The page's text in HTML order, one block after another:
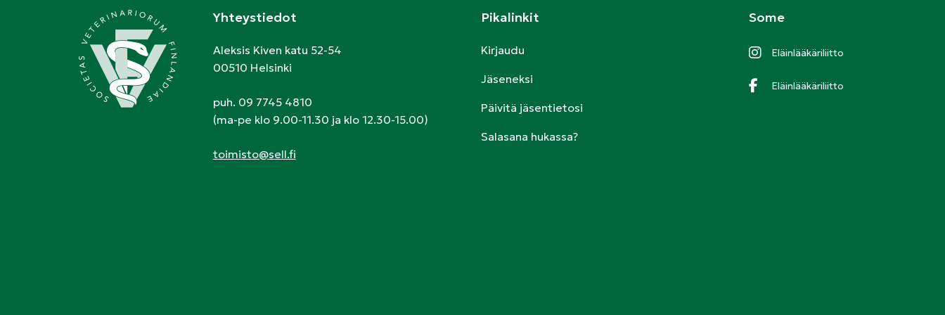
Yhteystiedot
Aleksis Kiven katu 52-54
00510 Helsinki
puh. 09 7745 4810
(ma-pe klo 9.00-11.30 ja klo 12.30-15.00)
toimisto@sell.fi
Pikalinkit
Kirjaudu
Jäseneksi
Päivitä jäsentietosi
Salasana hukassa?
Some
Eläinlääkäriliitto
Eläinlääkäriliitto